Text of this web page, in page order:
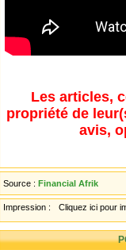
Les articles,
propriété de
avis,
Source : Financial Afrik
Impression : Cliquez ici pour